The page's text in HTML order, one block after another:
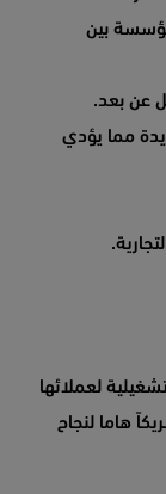
بين
عن بعد.
مما يؤدي
لعملائها
هاما لنجاح